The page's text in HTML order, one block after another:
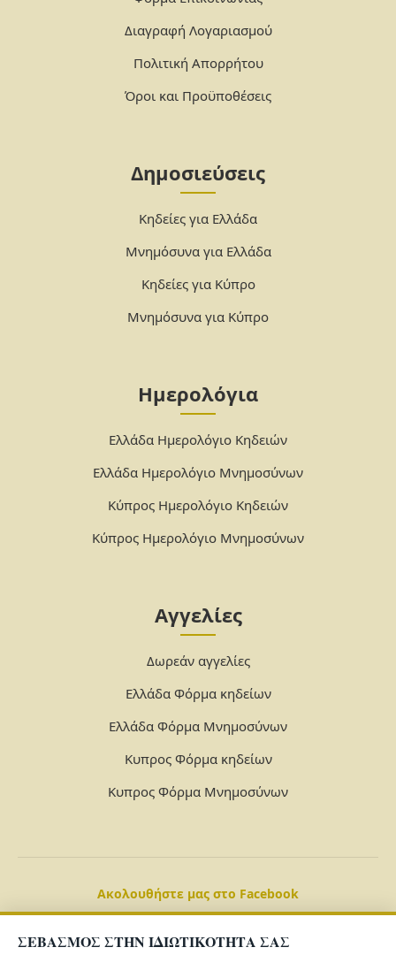
ΣΕΒΑΣΜΟΣ ΣΤΗΝ ΙΔΙΩΤΙΚΟΤΗΤΑ ΣΑΣ
Διαγραφή Λογαριασμού
Πολιτική Απορρήτου
Όροι και Προϋποθέσεις
Δημοσιεύσεις
Κηδείες για Ελλάδα
Μνημόσυνα για Ελλάδα
Κηδείες για Κύπρο
Μνημόσυνα για Κύπρο
Ημερολόγια
Ελλάδα Ημερολόγιο Κηδειών
Ελλάδα Ημερολόγιο Μνημοσύνων
Κύπρος Ημερολόγιο Κηδειών
Κύπρος Ημερολόγιο Μνημοσύνων
Αγγελίες
Δωρεάν αγγελίες
Ελλάδα Φόρμα κηδείων
Ελλάδα Φόρμα Μνημοσύνων
Κυπρος Φόρμα κηδείων
Κυπρος Φόρμα Μνημοσύνων
Ακολουθήστε μας στο Facebook